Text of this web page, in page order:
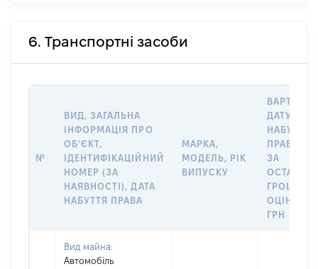
6. Транспортні засоби
№
ВИД, ЗАГАЛЬНА
ІНФОРМАЦІЯ ПРО
ОБʼЄКТ,
ІДЕНТИФІКАЦІЙНИЙ
НОМЕР (ЗА
НАЯВНОСТІ), ДАТА
НАБУТТЯ ПРАВА
МАРКА,
МОДЕЛЬ, РІК
ВИПУСКУ
ВАРТІСТЬ
ДАТУ
НАБУТТЯ
ПРАВА
ЗА
ОЦІНКОЮ,
ГРН
Вид майна:
Автомобіль